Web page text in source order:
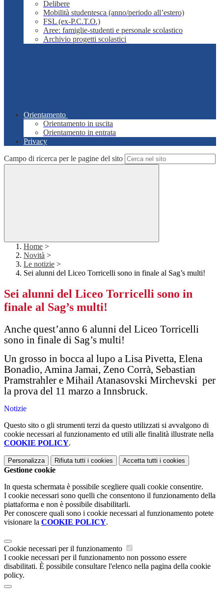
Delibere
Mobilità studentesca (anno/periodo all’estero)
FSL (ex-P.C.T.O.)
Aree: famiglie-studenti e personale scolastico
Archivio progetti scolastici
Orientamento
Orientamento in uscita
Orientamento in entrata
Privacy
Campo di ricerca per le pagine del sito
Home >
Novità >
Le notizie >
Sei alunni del Liceo Torricelli sono in finale al Sag’s multi!
Sei alunni del Liceo Torricelli sono in
finale al Sag’s multi!
Anche quest’anno 6 alunni del Liceo Torricelli
sono in finale di Sag’s multi!
Un grosso in bocca al lupo a Lisa Pivetta, Elena
Bonadio, Amina Jamai, Zeno Corrà, Sebastian
Pramstrahler e Mihail Atanasovski Mirchevski per
la prova del 11 marzo a Innsbruck.
Notizie
Questo sito o gli strumenti terzi da questo utilizzati si avvalgono di
cookie necessari al funzionamento ed utili alle finalità illustrate nella
COOKIE POLICY.
Personalizza Rifiuta tutti i cookies Accetta tutti i cookies
Gestione cookie
In questa schermata è possibile scegliere quali cookie consentire.
I cookie necessari sono quelli che consentono il funzionamento della
piattaforma e non è possibile disabilitarli.
Per conoscere quali sono i cookie necessari al funzionamento potete
visionare la COOKIE POLICY.
Cookie necessari per il funzionamento
I cookie necessari per il funzionamento non possono essere
disabilitati. È possibile consultare l'elenco nella pagina della cookie
policy.